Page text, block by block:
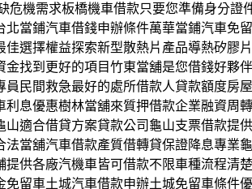
危機需求板橋機車借款只要您準備身分
當鋪汽車借錢申辦條件萬華當鋪汽車
選擇權益探索新型散熱片產品導熱矽
找到更好的項目竹東當舖是您借錢好
民間救急最好的處所借款人貸款額度
息優惠樹林當舖來質押借款企業融資
適合借貸方案貸款公司龜山支票借款
當舖汽車借款產質借轉貸保證降息專
供各廠汽機車皆可借款不限車種流程
留車土城汽車借款申辦土城免留車條